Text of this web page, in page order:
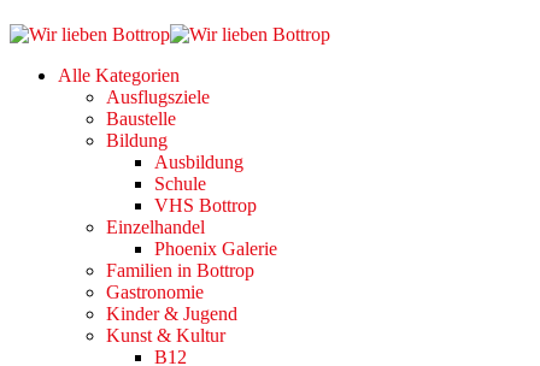
Alle Kategorien
Ausflugsziele
Baustelle
Bildung
Ausbildung
Schule
VHS Bottrop
Einzelhandel
Phoenix Galerie
Familien in Bottrop
Gastronomie
Kinder & Jugend
Kunst & Kultur
B12